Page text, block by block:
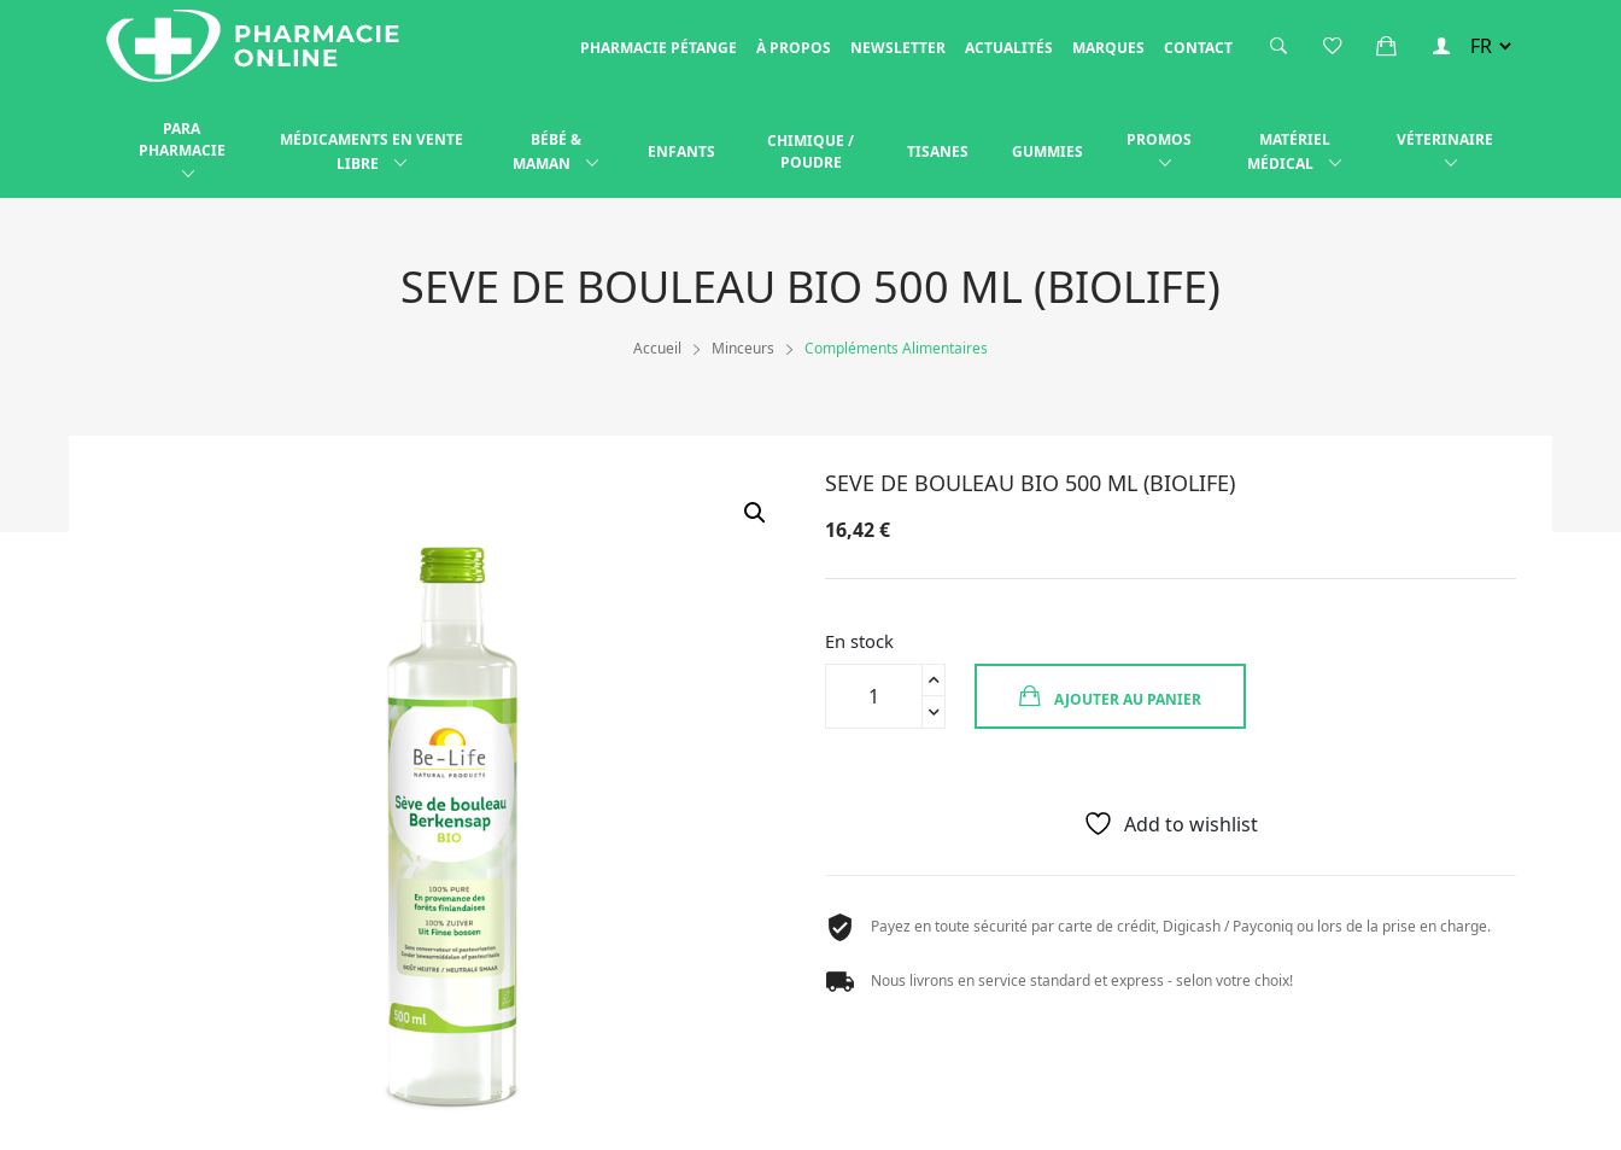
PHARMACIE PÉTANGE À PROPOS NEWSLETTER ACTUALITÉS MARQUES CONTACT
PARA
PHARMACIE
MÉDICAMENTS EN VENTE
LIBRE
BÉBÉ &
MAMAN
ENFANTS
CHIMIQUE /
POUDRE
TISANES GUMMIES
PROMOS
MATÉRIEL
MÉDICAL
VÉTERINAIRE
SEVE DE BOULEAU BIO 500 ML (BIOLIFE)
Accueil Minceurs Compléments Alimentaires
SEVE DE BOULEAU BIO 500 ML (BIOLIFE)
16,42€
En stock
(BIOLIFE)
AJOUTER AU PANIER
Add to wishlist
Payez en toute sécurité par carte de crédit, Digicash / Payconiq ou lors de la prise en charge.
Nous livrons en service standard et express - selon votre choix!